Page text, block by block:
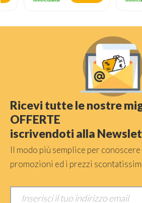
Ricevi tutte le nostre
OFFERTE
iscrivendoti alla
Il modo più semplice per
promozioni ed i prezzi